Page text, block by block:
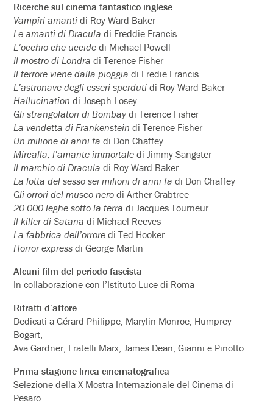
Ricerche sul cinema fantastico inglese
Vampiri amanti di Roy Ward Baker
Le amanti di Dracula di Freddie Francis
L’occhio che uccide di Michael Powell
Il mostro di Londra di Terence Fisher
Il terrore viene dalla pioggia di Fredie Francis
L’astronave degli esseri sperduti di Roy Ward Baker
Hallucination di Joseph Losey
Gli strangolatori di Bombay di Terence Fisher
La vendetta di Frankenstein di Terence Fisher
Un milione di anni fa di Don Chaffey
Mircalla, l’amante immortale di Jimmy Sangster
Il marchio di Dracula di Roy Ward Baker
La lotta del sesso sei milioni di anni fa di Don Chaffey
Gli orrori del museo nero di Arther Crabtree
20.000 leghe sotto la terra di Jacques Tourneur
Il killer di Satana di Michael Reeves
La fabbrica dell’orrore di Ted Hooker
Horror express di George Martin
Alcuni film del periodo fascista
In collaborazione con l’Istituto Luce di Roma
Ritratti d’attore
Dedicati a Gérard Philippe, Marylin Monroe, Humprey
Bogart,
Ava Gardner, Fratelli Marx, James Dean, Gianni e Pinotto.
Prima stagione lirica cinematografica
Selezione della X Mostra Internazionale del Cinema di
Pesaro